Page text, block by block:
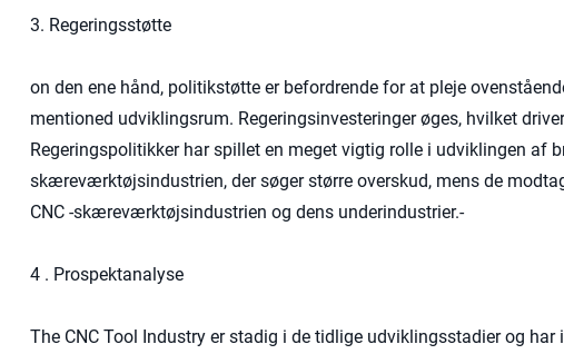
3. Regeringsstøtte
on den ene hånd, politikstøtte er befordrende for at pleje
mentioned udviklingsrum. Regeringsinvesteringer øges, hvilket
Regeringspolitikker har spillet en meget vigtig rolle i udviklingen af
skæreværktøjsindustrien, der søger større overskud, mens de
CNC -skæreværktøjsindustrien og dens underindustrier.-
4 . Prospektanalyse
The CNC Tool Industry er stadig i de tidlige udviklingsstadier og